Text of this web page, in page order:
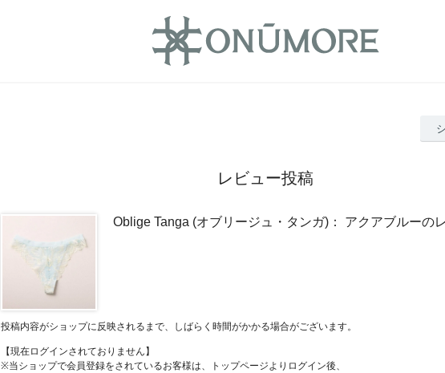
レビュー投稿
Oblige Tanga (オブリージュ・タンガ)： アクアブルーの
投稿内容がショップに反映されるまで、しばらく時間がかかる場合がございます。
【現在ログインされておりません】
※当ショップで会員登録をされているお客様は、トップページよりログイン後、